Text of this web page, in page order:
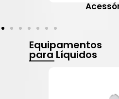
Equipamentos
para Líquidos